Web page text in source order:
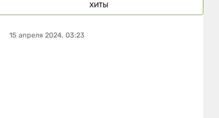
ХИТЫ
15 апреля 2024, 03:23